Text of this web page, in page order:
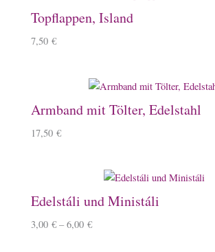
Topflappen, Island
7,50 €
Armband mit Tölter, Edelstahl
17,50 €
Edelstáli und Ministáli
3,00 € –6,00 €